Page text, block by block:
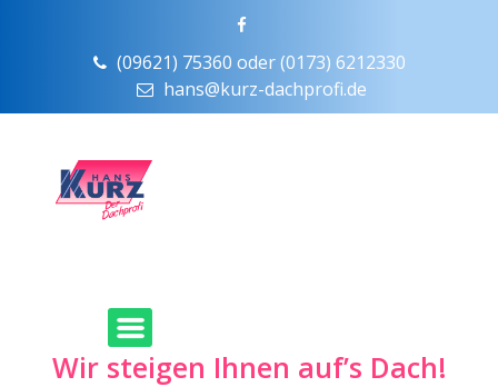
(09621) 75360 oder (0173) 6212330
hans@kurz-dachprofi.de
Wir steigen Ihnen auf’s Dach!